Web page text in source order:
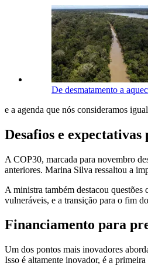
De desmatamento a
e a agenda que nós consideramos
Desafios e expectativas
A COP30, marcada para novembro
anteriores. Marina Silva ressaltou a
A ministra também destacou questões
vulneráveis, e a transição para o fim
Financiamento para
Um dos pontos mais inovadores
Isso é altamente inovador, é a